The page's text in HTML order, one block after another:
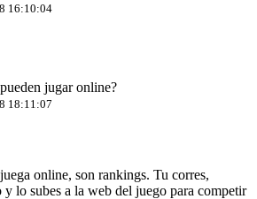
16:10:04
jugar online?
18:11:07
online, son rankings. Tu corres,
y lo subes a la web del juego para competir